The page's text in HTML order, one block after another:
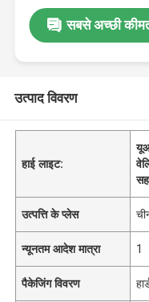
सबसे अच्छी
उत्पाद विवरण
हाई लाइट:
उत्पत्ति के प्लेस
न्यूनतम आदेश मात्रा 1
पैकेजिंग विवरण